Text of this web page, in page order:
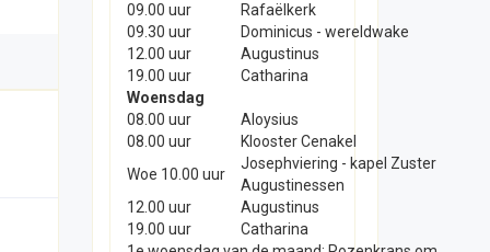
09.00 uur
Rafaëlkerk
09.30 uur
Dominicus - wereldwake
12.00 uur
Augustinus
19.00 uur
Catharina
Woensdag
08.00 uur
Aloysius
08.00 uur
Klooster Cenakel
Woe 10.00 uur
Josephviering - kapel Zuster
Augustinessen
12.00 uur
Augustinus
19.00 uur
Catharina